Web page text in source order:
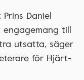
Daniel
engagemang till
utsatta, säger
för Hjärt-